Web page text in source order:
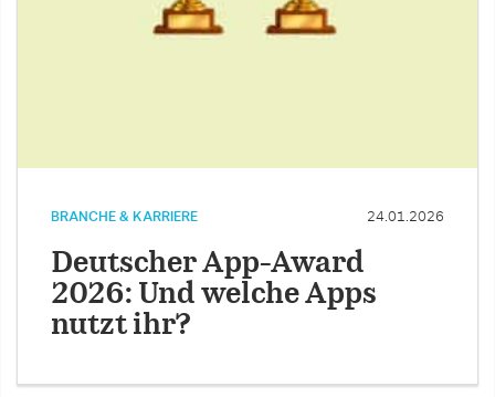
BRANCHE & KARRIERE 24.01.2026
Deutscher App-Award
2026: Und welche Apps
nutzt ihr?